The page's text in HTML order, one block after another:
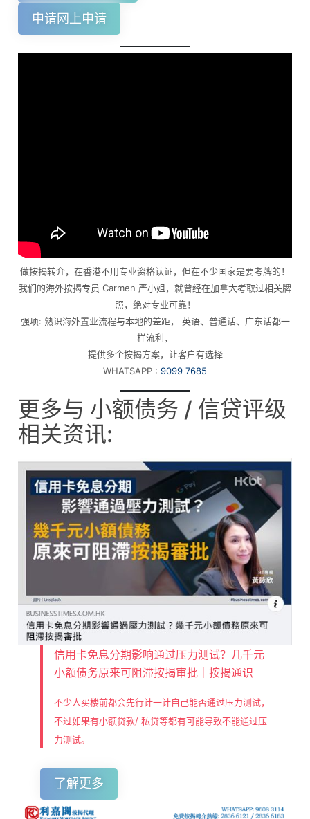
申请网上申请
做按揭转介，在香港不用专业资格认证，但在不少国家是要考牌的！
我们的海外按揭专员 Carmen 严小姐，就曾经在加拿大考取过相关牌
照，绝对专业可靠！
强项: 熟识海外置业流程与本地的差距， 英语、普通话、广东话都一
样流利，
提供多个按揭方案，让客户有选择
WHATSAPP : 9099 7685
更多与 小额债务 / 信贷评级
相关资讯:
信用卡免息分期影响通过压力测试？几千元
小额债务原来可阻滞按揭审批｜按揭通识
不少人买楼前都会先行计一计自己能否通过压力测试，
不过如果有小额贷款/ 私贷等都有可能导致不能通过压
力测试。
了解更多